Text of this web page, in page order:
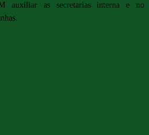
auxiliar as secretarias interna e no